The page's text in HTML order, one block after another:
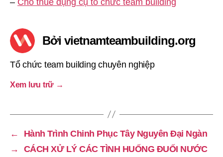
Bởi vietnamteambuilding.org
Tổ chức team building chuyên nghiệp
Xem lưu trữ →
←
Hành Trình Chinh Phục Tây Nguyên Đại Ngàn
→
CÁCH XỬ LÝ CÁC TÌNH HUỐNG ĐUỐI NƯỚC